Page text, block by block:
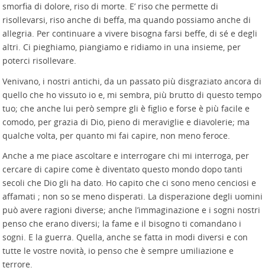
smorfia di dolore, riso di morte. E’ riso che permette di
risollevarsi, riso anche di beffa, ma quando possiamo anche di
allegria. Per continuare a vivere bisogna farsi beffe, di sé e degli
altri. Ci pieghiamo, piangiamo e ridiamo in una insieme, per
poterci risollevare.
Venivano, i nostri antichi, da un passato più disgraziato ancora di
quello che ho vissuto io e, mi sembra, più brutto di questo tempo
tuo; che anche lui però sempre gli è figlio e forse è più facile e
comodo, per grazia di Dio, pieno di meraviglie e diavolerie; ma
qualche volta, per quanto mi fai capire, non meno feroce.
Anche a me piace ascoltare e interrogare chi mi interroga, per
cercare di capire come è diventato questo mondo dopo tanti
secoli che Dio gli ha dato. Ho capito che ci sono meno cenciosi e
affamati ; non so se meno disperati. La disperazione degli uomini
può avere ragioni diverse; anche l’immaginazione e i sogni nostri
penso che erano diversi; la fame e il bisogno ti comandano i
sogni. E la guerra. Quella, anche se fatta in modi diversi e con
tutte le vostre novità, io penso che è sempre umiliazione e
terrore.